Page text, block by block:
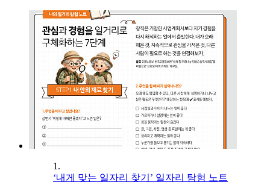
1.
‘내게 맞는 일자리 찾기’ 일자리 탐험 노트